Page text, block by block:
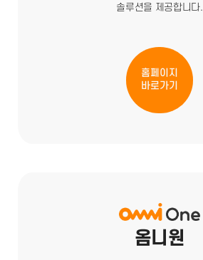
홈페이지
바로가기
솔루션을 제공합니다.
옴니원